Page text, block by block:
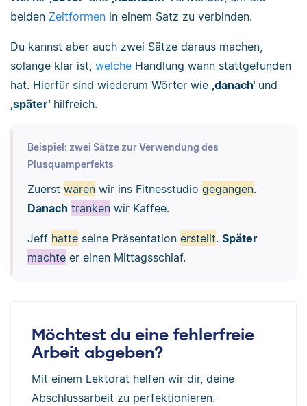
beiden Zeitformen in einem Satz zu verbinden.
Du kannst aber auch zwei Sätze daraus machen,
solange klar ist, welche Handlung wann stattgefunden
hat. Hierfür sind wiederum Wörter wie ‚danach‘ und
‚später‘ hilfreich.
Beispiel: zwei Sätze zur Verwendung des
Plusquamperfekts
Zuerst warenwir ins Fitnesstudio gegangen.
Danach trankenwir Kaffee.
Jeff hatteseine Präsentation erstellt. Später
machteer einen Mittagsschlaf.
Möchtest du eine fehlerfreie
Arbeit abgeben?
Mit einem Lektorat helfen wir dir, deine
Abschlussarbeit zu perfektionieren.